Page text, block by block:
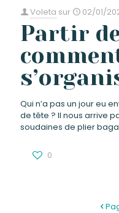
Voleta sur 02/01/
Partir
Qui n’a pas un jour eu
de tête ? Il nous arrive
soudaines de plier
0